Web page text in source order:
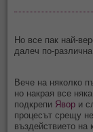
Но все пак най-
далеч по-различна.
Вече на няколко
но накрая все
подкрепи Явор и
процесът срещу
въздействието на